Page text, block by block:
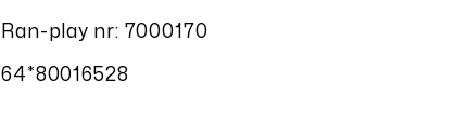
Ran-play nr: 7000170
64*80016528